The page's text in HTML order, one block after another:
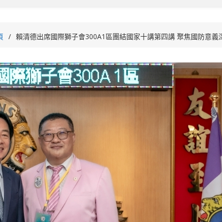
賴清德出席國際獅子會300A1區團結國家十講第四講 聚焦國防意義